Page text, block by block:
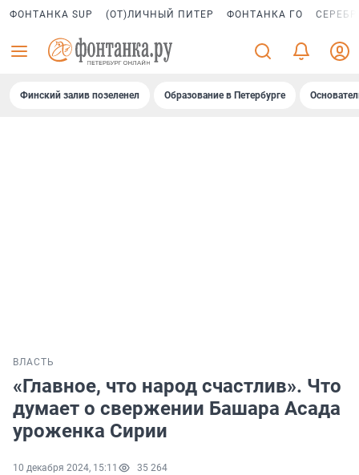
ФОНТАНКА SUP (ОТ)ЛИЧНЫЙ ПИТЕР ФОНТАНКА ГО
Финский залив позеленел Образование в Петербурге
ВЛАСТЬ
«Главное, что народ счастлив». Что
думает о свержении Башара Асада
уроженка Сирии
10 декабря 2024, 15:11 35 264